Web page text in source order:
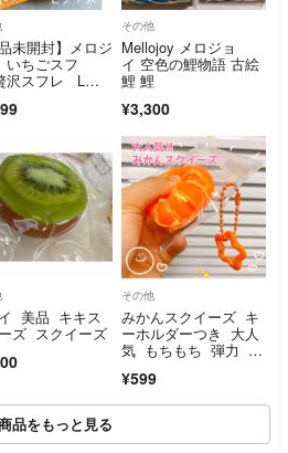
品未開封】メロジ
いちごスフ
沢スフレ Lサ
その他
Mellojoy メロジョ
イ 空色の鯉物語 古絵
鯉 鯉
¥3,300
美品 キキス
ズ スクイーズ
その他
みかんスクイーズ キ
ーホルダーつき 大人
気 もちもち 弾力 オ
き みかん 食べ物ス
クイーズ スイー
¥599
品をもっと見る